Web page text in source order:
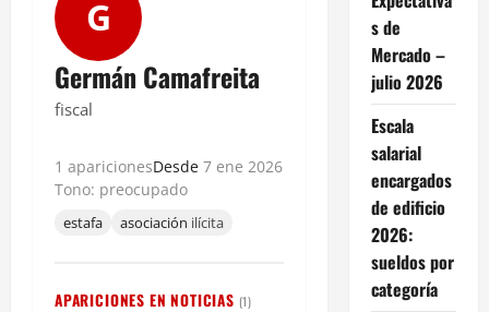
G
Germán Camafreita
fiscal
1 aparicionesDesde 7 ene 2026
Tono: preocupado
estafa asociación ilícita
APARICIONES EN NOTICIAS (1)
s de
Mercado –
julio 2026
Escala
salarial
encargados
de edificio
2026:
sueldos por
categoría